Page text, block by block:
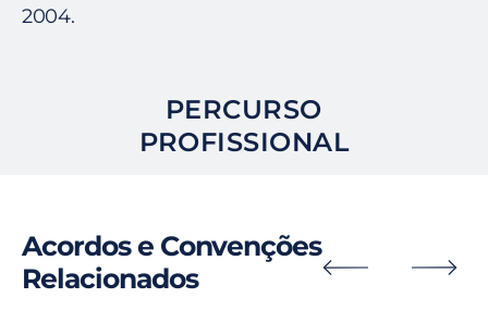
PERCURSO
PROFISSIONAL
2004.
Acordos e Convenções
Relacionados